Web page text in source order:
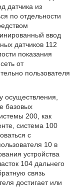
датчика из
по отдельности
ввод
датчиков 112
показания
от
пользователя
осуществления,
базовых
200, как
система 100
с
10 в
устройства
104 дальнего
связь
достигает или